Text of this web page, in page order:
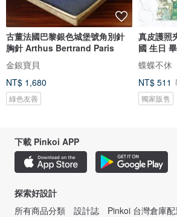
古董法國巴黎銀色城堡號角別針
胸針 Arthus Bertrand Paris
金銀寶貝
NT$ 1,680
綠色友善
真皮護照
國 生日
蝶蝶不休
NT$ 511
獨家販售
下載 Pinkoi APP
探索好設計
所有商品分類
設計誌 Pinkoi 台灣倉庫配